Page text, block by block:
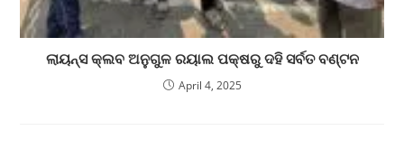
ଲାୟନ୍ସ କ୍ଲବ ଅନୁଗୁଳ ରୟାଲ ପକ୍ଷରୁ ଦହି ସର୍ବତ ବଣ୍ଟନ
April 4, 2025